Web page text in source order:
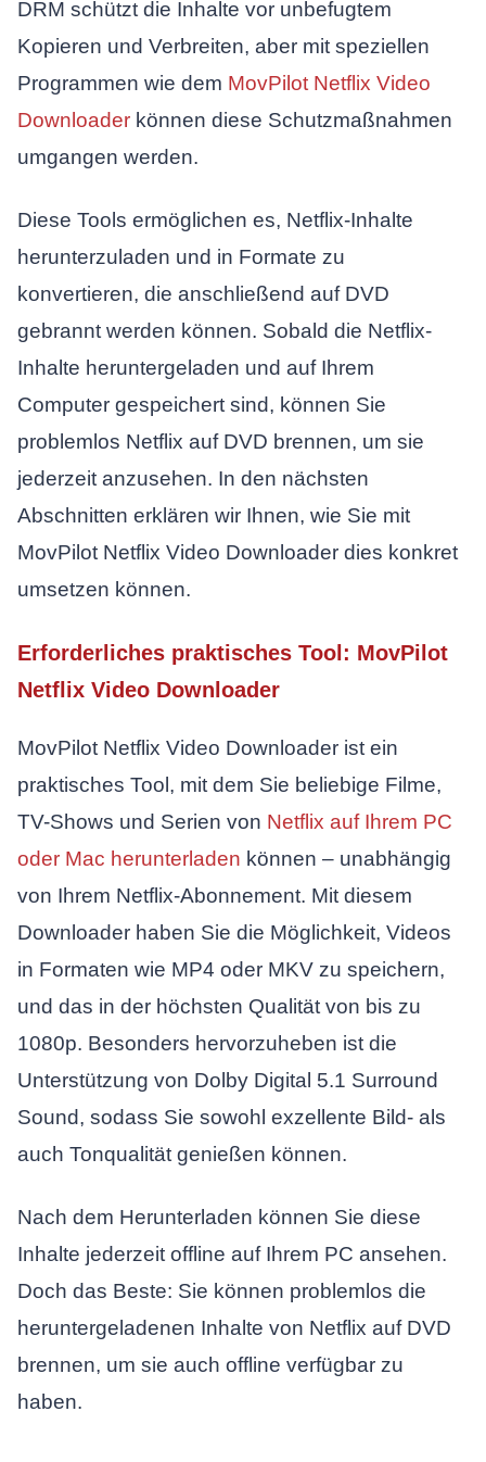
DRM schützt die Inhalte vor unbefugtem
Kopieren und Verbreiten, aber mit speziellen
Programmen wie dem MovPilot Netflix Video
Downloaderkönnen diese Schutzmaßnahmen
umgangen werden.
Diese Tools ermöglichen es, Netflix-Inhalte
herunterzuladen und in Formate zu
konvertieren, die anschließend auf DVD
gebrannt werden können. Sobald die Netflix-
Inhalte heruntergeladen und auf Ihrem
Computer gespeichert sind, können Sie
problemlos Netflix auf DVD brennen, um sie
jederzeit anzusehen. In den nächsten
Abschnitten erklären wir Ihnen, wie Sie mit
MovPilot Netflix Video Downloader dies konkret
umsetzen können.
Erforderliches praktisches Tool: MovPilot
Netflix Video Downloader
MovPilot Netflix Video Downloader ist ein
praktisches Tool, mit dem Sie beliebige Filme,
TV-Shows und Serien von Netflix auf Ihrem PC
oder Mac herunterladen können – unabhängig
von Ihrem Netflix-Abonnement. Mit diesem
Downloader haben Sie die Möglichkeit, Videos
in Formaten wie MP4 oder MKV zu speichern,
und das in der höchsten Qualität von bis zu
1080p. Besonders hervorzuheben ist die
Unterstützung von Dolby Digital 5.1 Surround
Sound, sodass Sie sowohl exzellente Bild- als
auch Tonqualität genießen können.
Nach dem Herunterladen können Sie diese
Inhalte jederzeit offline auf Ihrem PC ansehen.
Doch das Beste: Sie können problemlos die
heruntergeladenen Inhalte von Netflix auf DVD
brennen, um sie auch offline verfügbar zu
haben.